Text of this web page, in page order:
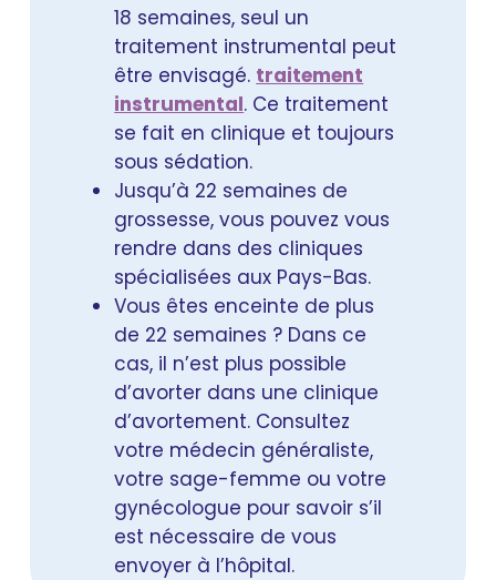
18 semaines, seul un
traitement instrumental peut
être envisagé. traitement
instrumental. Ce traitement
se fait en clinique et toujours
sous sédation.
Jusqu’à 22 semaines de
grossesse, vous pouvez vous
rendre dans des cliniques
spécialisées aux Pays-Bas.
Vous êtes enceinte de plus
de 22 semaines ? Dans ce
cas, il n’est plus possible
d’avorter dans une clinique
d’avortement. Consultez
votre médecin généraliste,
votre sage-femme ou votre
gynécologue pour savoir s’il
est nécessaire de vous
envoyer à l’hôpital.